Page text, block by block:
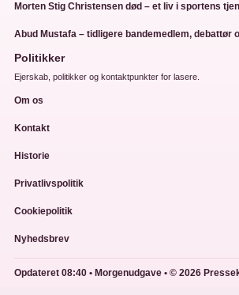
Morten Stig Christensen død – et liv i sportens
Abud Mustafa – tidligere bandemedlem, debattør
Politikker
Ejerskab, politikker og kontaktpunkter for lasere.
Om os
Kontakt
Historie
Privatlivspolitik
Cookiepolitik
Nyhedsbrev
Opdateret 08:40 • Morgenudgave • © 2026